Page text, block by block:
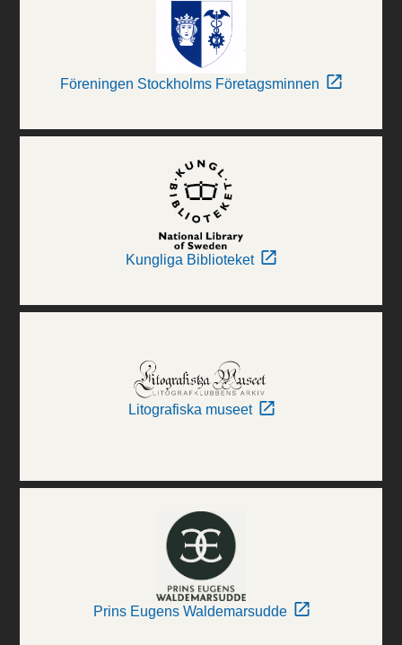
Föreningen Stockholms Företagsminnen
Kungliga Biblioteket
Litografiska museet
Prins Eugens Waldemarsudde